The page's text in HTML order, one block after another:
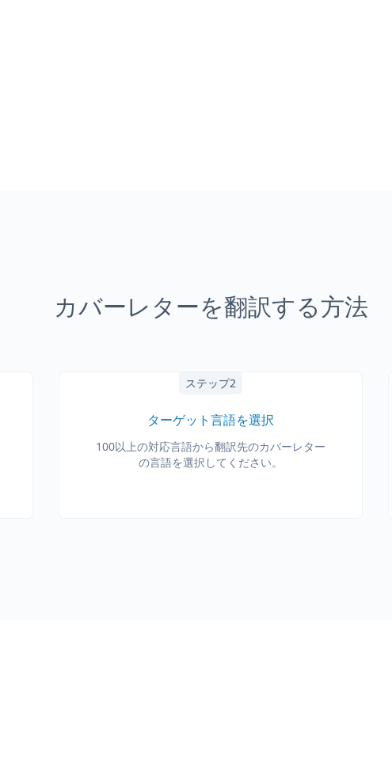
カバーレターを翻訳する方法
ステップ2
ターゲット言語を選択
100以上の対応言語から翻訳先のカバーレター
の言語を選択してください。